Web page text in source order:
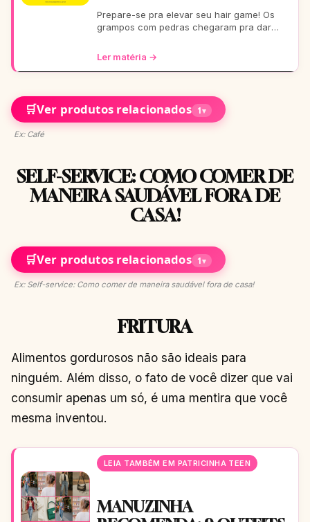
Prepare-se pra elevar seu hair game! Os
grampos com pedras chegaram pra dar
casual a uma festa b
Ler matéria →
🛒Ver produtos relacionados 1▾
Ex: Café
SELF-SERVICE: COMO COMER DE
MANEIRA SAUDÁVEL FORA DE
CASA!
🛒Ver produtos relacionados 1▾
Ex: Self-service: Como comer de maneira saudável fora de casa!
FRITURA
Alimentos gordurosos não são ideais para
ninguém. Além disso, o fato de você dizer que vai
consumir apenas um só, é uma mentira que você
mesma inventou.
LEIA TAMBÉM EM PATRICINHA TEEN
MANUZINHA